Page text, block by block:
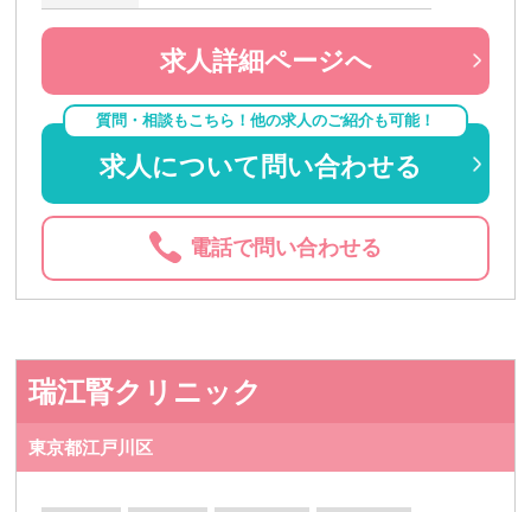
求人詳細ページへ
質問・相談もこちら！他の求人のご紹介も可能！
求人について問い合わせる
電話で問い合わせる
瑞江腎クリニック
東京都江戸川区